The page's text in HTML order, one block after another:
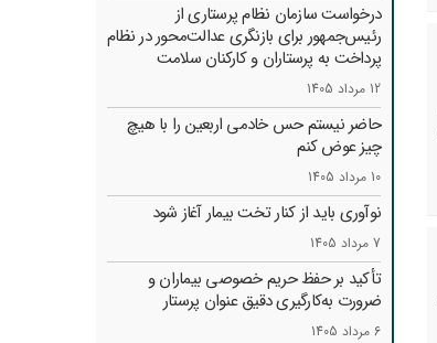
درخواست سازمان نظام پرستاری از
رئیس‌جمهور برای بازنگری عدالت‌محور در نظام
پرداخت به پرستاران و کارکنان سلامت
12 مرداد 1405
حاضر نیستم حس خادمی اربعین را با هیچ
چیز عوض کنم
10 مرداد 1405
نوآوری باید از کنار تخت بیمار آغاز شود
7 مرداد 1405
تأکید بر حفظ حریم خصوصی بیماران و
ضرورت به‌کارگیری دقیق عنوان پرستار
6 مرداد 1405